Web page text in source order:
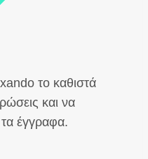
το καθιστά
και να
έγγραφα.